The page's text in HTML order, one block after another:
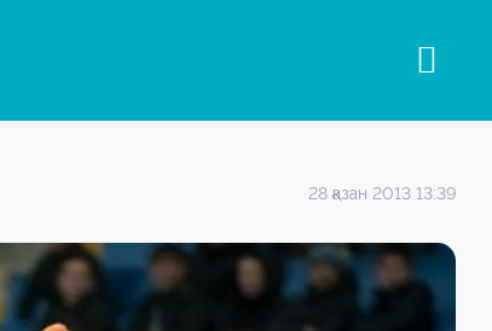
28 қазан 2013 13:39